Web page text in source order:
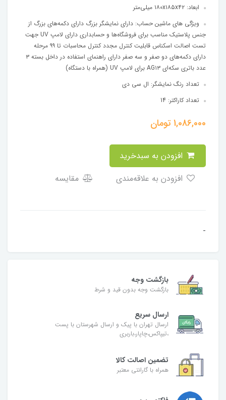
ابعاد: ۱۸۰x۱۸۵x۴۲ میلی‌متر
ویژگی های ماشین حساب: دارای نمایشگر بزرگ دارای دکمه‌های بزرگ از
جنس پلاستیک مناسب برای فروشگاه‌ها و حسابداری دارای لامپ UV جهت
تست اصالت اسکناس قابلیت کنترل مجدد کنترل محاسبات تا ۹۹ مرحله
دارای دکمه‌های دو صفر و سه صفر دارای راهنمای استفاده در داخل بسته ۳
عدد باتری سکه‌ای AG۱۳ برای لامپ UV (همراه با دستگاه)
تعداد رنگ نمایشگر: ال سی دی
تعداد کاراکتر: 14
1,086,000تومان
مقایسه
-
بازگشت وجه
بازگشت وجه بدون قید و شرط
ارسال سریع
ارسال تهران با پیک و ارسال شهرستان با پست
،تیپاکس،چاپار،باربری
تضمین اصالت کالا
همراه با گارانتی معتبر